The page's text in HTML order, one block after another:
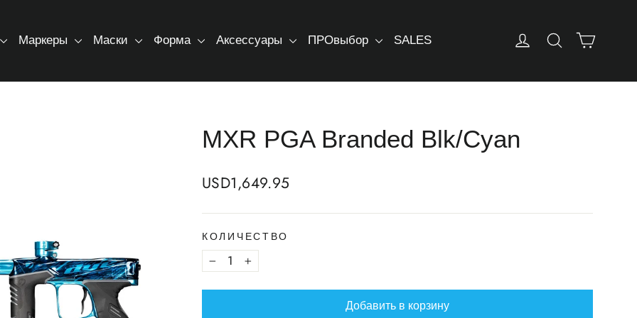
Маркеры Маски Форма Аксессуары ПРОвыбор SALES Log in Искать
MXR PGA Branded Blk/Cyan
Regular
USD1,649.95
КОЛИЧЕСТВО
− +
Добавить в корзину